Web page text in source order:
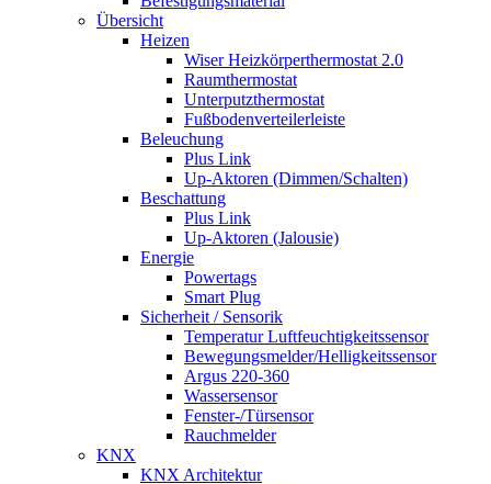
Übersicht
Heizen
Wiser Heizkörperthermostat 2.0
Raumthermostat
Unterputzthermostat
Fußbodenverteilerleiste
Beleuchung
Plus Link
Up-Aktoren (Dimmen/Schalten)
Beschattung
Plus Link
Up-Aktoren (Jalousie)
Energie
Powertags
Smart Plug
Sicherheit / Sensorik
Temperatur Luftfeuchtigkeitssensor
Bewegungsmelder/Helligkeitssensor
Argus 220-360
Wassersensor
Fenster-/Türsensor
Rauchmelder
KNX
KNX Architektur